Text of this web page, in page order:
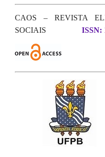
CAOS – REVISTA
SOCIAIS
ISSN: